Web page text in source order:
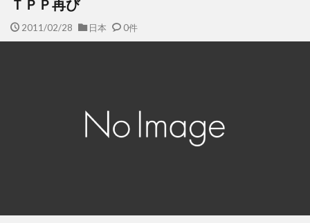
ＴＰＰ再び
2011/02/28 日本 0件
脱水シート